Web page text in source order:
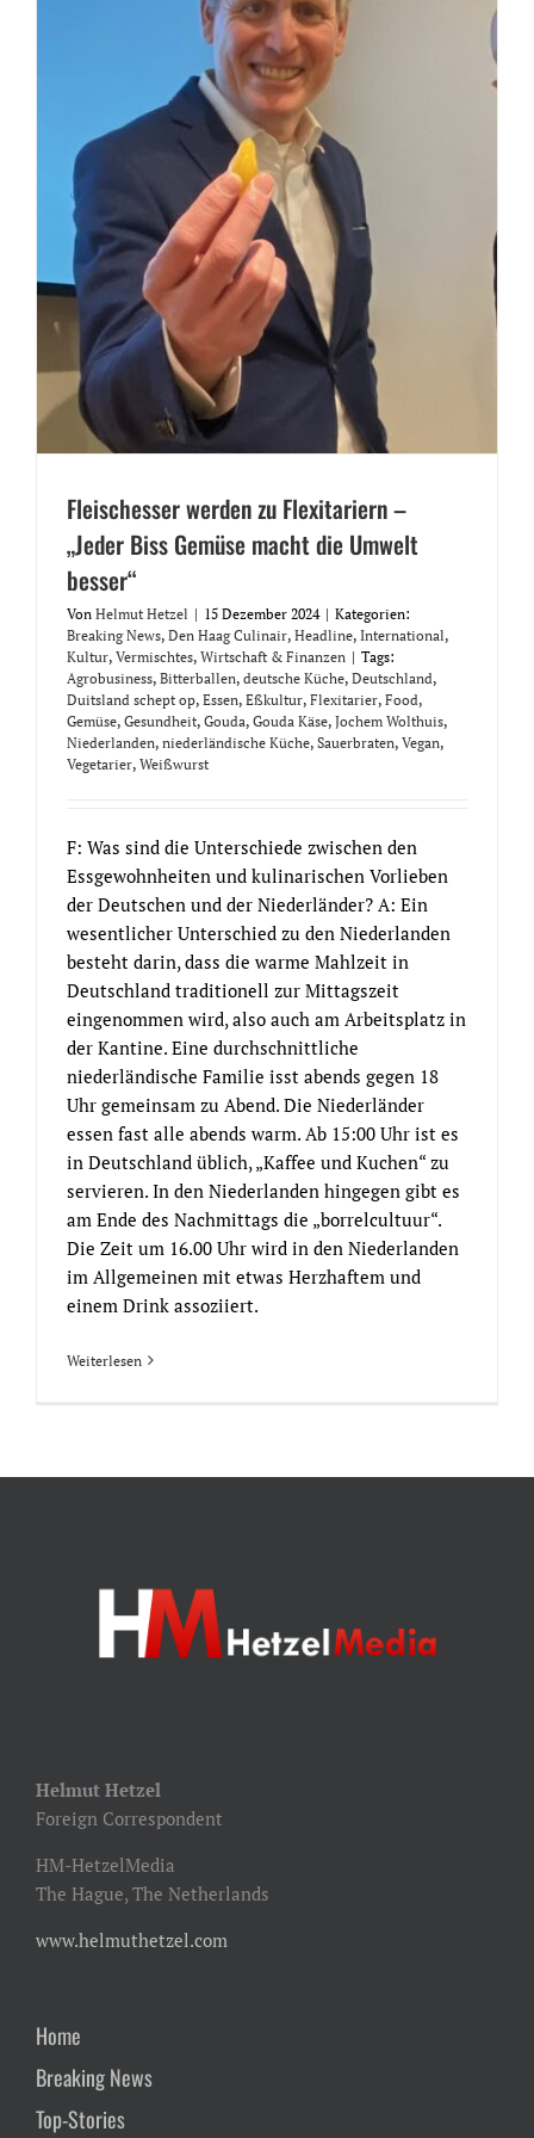
Fleischesser werden zu Flexitariern –
„Jeder Biss Gemüse macht die Umwelt
besser“
Von Helmut Hetzel | 15 Dezember 2024 | Kategorien:
Breaking News, Den Haag Culinair, Headline, International,
Kultur, Vermischtes, Wirtschaft & Finanzen | Tags:
Agrobusiness, Bitterballen, deutsche Küche, Deutschland,
Duitsland schept op, Essen, Eßkultur, Flexitarier, Food,
Gemüse, Gesundheit, Gouda, Gouda Käse, Jochem Wolthuis,
Niederlanden, niederländische Küche, Sauerbraten, Vegan,
Vegetarier, Weißwurst
F: Was sind die Unterschiede zwischen den
Essgewohnheiten und kulinarischen Vorlieben
der Deutschen und der Niederländer? A: Ein
wesentlicher Unterschied zu den Niederlanden
besteht darin, dass die warme Mahlzeit in
Deutschland traditionell zur Mittagszeit
eingenommen wird, also auch am Arbeitsplatz in
der Kantine. Eine durchschnittliche
niederländische Familie isst abends gegen 18
Uhr gemeinsam zu Abend. Die Niederländer
essen fast alle abends warm. Ab 15:00 Uhr ist es
in Deutschland üblich, „Kaffee und Kuchen“ zu
servieren. In den Niederlanden hingegen gibt es
am Ende des Nachmittags die „borrelcultuur“.
Die Zeit um 16.00 Uhr wird in den Niederlanden
im Allgemeinen mit etwas Herzhaftem und
einem Drink assoziiert.
Weiterlesen
Helmut Hetzel
Foreign Correspondent
HM-HetzelMedia
The Hague, The Netherlands
www.helmuthetzel.com
Home
Breaking News
Top-Stories